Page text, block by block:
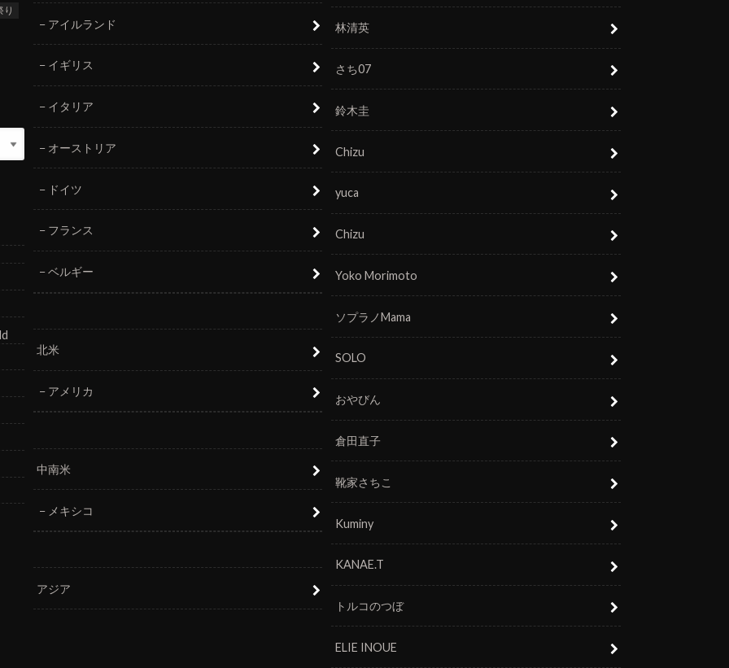
り
アイルランド
イギリス
イタリア
オーストリア
ドイツ
フランス
ベルギー
北米
アメリカ
中南米
メキシコ
アジア
林清英
さち07
鈴木圭
Chizu
yuca
Chizu
Yoko Morimoto
ソプラノMama
SOLO
おやびん
倉田直子
靴家さちこ
Kuminy
KANAE.T
トルコのつぼ
ELIE INOUE